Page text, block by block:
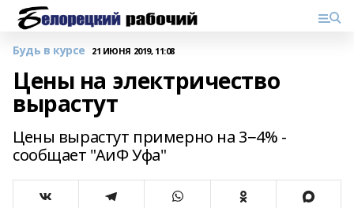
Будь в курсе 21 ИЮНЯ 2019, 11:08
Цены на электричество
вырастут
Цены вырастут примерно на 3−4% -
сообщает "АиФ Уфа"